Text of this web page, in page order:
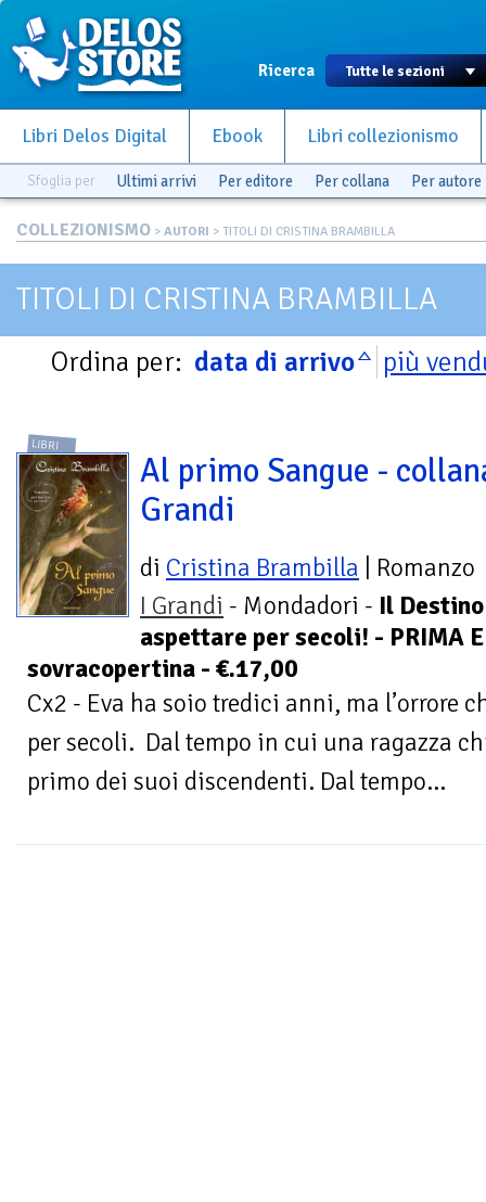
Ricerca
Libri Delos Digital Ebook Libri collezionismo
Sfoglia per Ultimi arrivi Per editore Per collana Per autore
COLLEZIONISMO > AUTORI > TITOLI DI CRISTINA BRAMBILLA
TITOLI DI CRISTINA BRAMBILLA
Ordina per: data di arrivo più
LIBRI
Al primo Sangue -
Grandi
di Cristina Brambilla | Romanzo
I Grandi - Mondadori - Il
aspettare per secoli! - PRIMA
sovracopertina - €.17,00
Cx2 - Eva ha soio tredici anni, ma l’orrore
per secoli. Dal tempo in cui una ragazza
primo dei suoi discendenti. Dal tempo...